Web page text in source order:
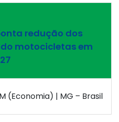
redução dos
motocicletas em
(Economia) | MG – Brasil